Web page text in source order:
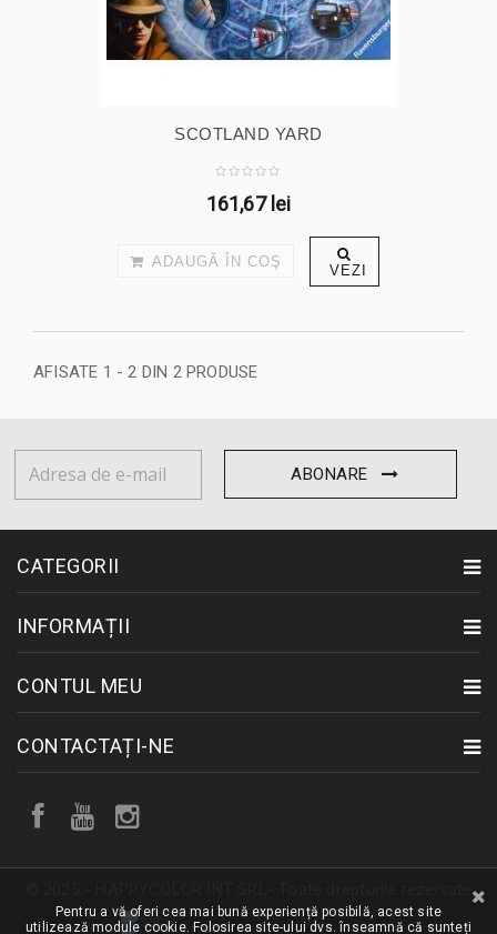
SCOTLAND YARD
161,67 lei
ADAUGĂ ÎN COŞ VEZI
AFISATE 1 - 2 DIN 2 PRODUSE
ABONARE
CATEGORII
INFORMAȚII
CONTUL MEU
CONTACTAȚI-NE
Pentru a vă oferi cea mai bună experiență posibilă, acest site
utilizează module cookie. Folosirea site-ului dvs. înseamnă că sunteți